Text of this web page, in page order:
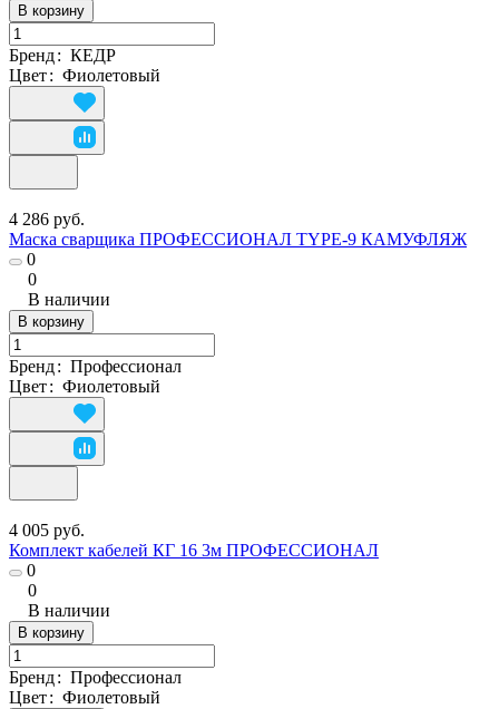
В корзину
Бренд: КЕДР
Цвет: Фиолетовый
4 286 руб.
Маска сварщика ПРОФЕССИОНАЛ TYPE-9 КАМУФЛЯЖ
0
0
В наличии
В корзину
Бренд: Профессионал
Цвет: Фиолетовый
4 005 руб.
Комплект кабелей КГ 16 3м ПРОФЕССИОНАЛ
0
0
В наличии
В корзину
Бренд: Профессионал
Цвет: Фиолетовый